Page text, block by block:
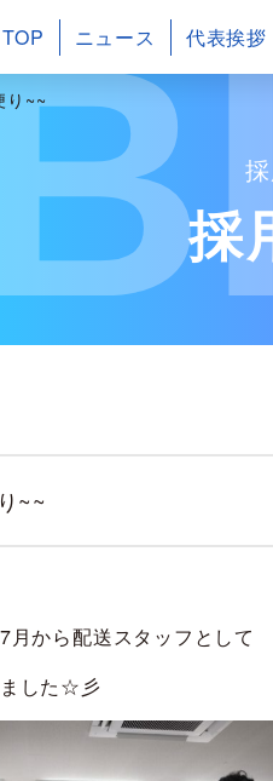
TOP ニュース 代表挨拶
り~~
採
~~
月から配送スタッフとして
した☆彡